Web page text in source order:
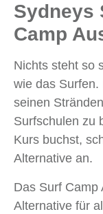
Sydneys
Camp
Nichts steht so
wie das Surfen.
seinen
Surfschulen zu
Kurs buchst,
Alternative an.
Das Surf Camp
Alternative für